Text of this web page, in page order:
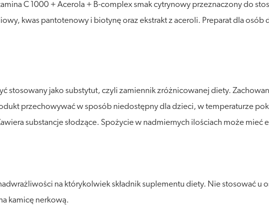
C 1000 + Acerola + B-complex smak cytrynowy przeznaczony do
kwas pantotenowy i biotynę oraz ekstrakt z aceroli. Preparat dla osób
stosowany jako substytut, czyli zamiennik zróżnicowanej diety.
przechowywać w sposób niedostępny dla dzieci, w temperaturze
substancje słodzące. Spożycie w nadmiernych ilościach może mieć
na którykolwiek składnik suplementu diety. Nie stosować u
kamicę nerkową.